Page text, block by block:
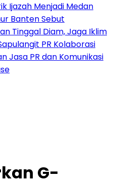
Ijazah Menjadi Medan
Banten Sebut
Tinggal Diam, Jaga Iklim
PR Kolaborasi
Jasa PR dan Komunikasi
G-